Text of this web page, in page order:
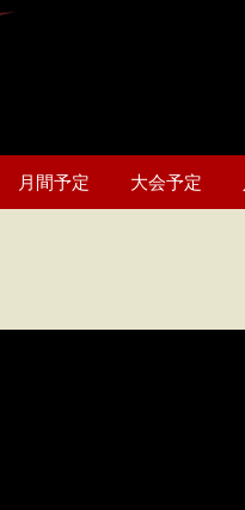
月間予定 大会予定